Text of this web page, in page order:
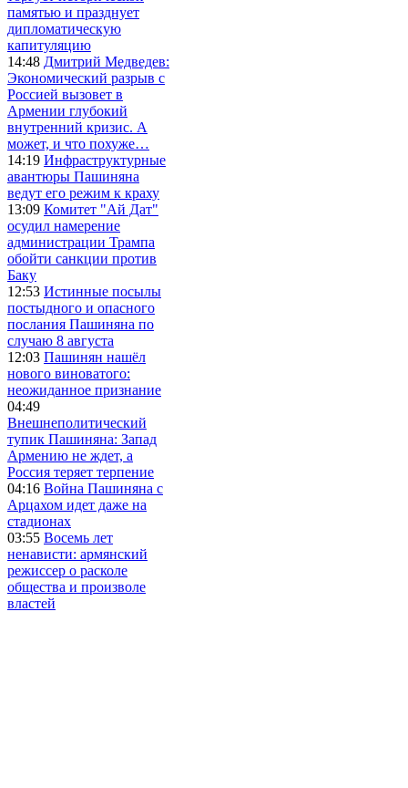
памятью и празднует
дипломатическую
капитуляцию
14:48 Дмитрий Медведев:
Экономический разрыв с
Россией вызовет в
Армении глубокий
внутренний кризис. А
может, и что похуже…
14:19 Инфраструктурные
авантюры Пашиняна
ведут его режим к краху
13:09 Комитет "Ай Дат"
осудил намерение
администрации Трампа
обойти санкции против
Баку
12:53 Истинные посылы
постыдного и опасного
послания Пашиняна по
случаю 8 августа
12:03 Пашинян нашёл
нового виноватого:
неожиданное признание
04:49
Внешнеполитический
тупик Пашиняна: Запад
Армению не ждет, а
Россия теряет терпение
04:16 Война Пашиняна с
Арцахом идет даже на
стадионах
03:55 Восемь лет
ненависти: армянский
режиссер о расколе
общества и произволе
властей